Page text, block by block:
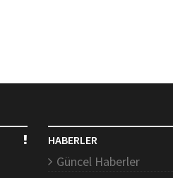
HABERLER
Güncel Haberler